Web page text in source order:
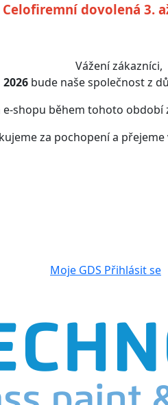
Celofiremní dovolená 3.
Vážení zákazníci,
bude naše společnost z
shopu během tohoto období
za pochopení a
Moje GDS Přihlásit se